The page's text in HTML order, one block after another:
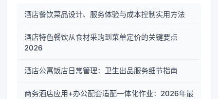
酒店餐饮菜品设计、服务体验与成本控制实用方法
酒店特色餐饮从食材采购到菜单定价的关键要点
2026
酒店公寓饭店日常管理：卫生出品服务细节指南
商务酒店应用+办公配套适配一体化作业：2026年最